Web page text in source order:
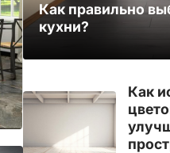
Как правильно
кухни?
Как